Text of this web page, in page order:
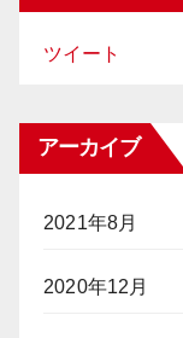
ツイート
アーカイブ
2021年8月
2020年12月